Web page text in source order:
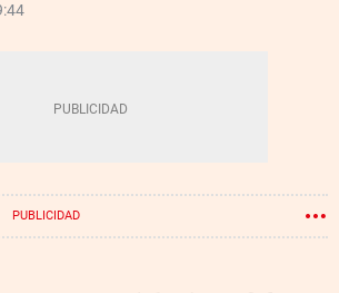
PUBLICIDAD